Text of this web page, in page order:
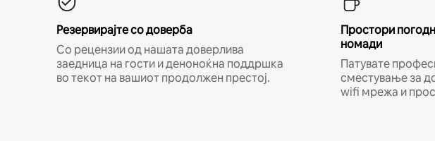
Резервирајте со доверба
Со рецензии од нашата доверлива
заедница на гости и деноноќна поддршка
во текот на вашиот продолжен престој.
Простори
номади
Патувате
сместување за
wifi мрежа и